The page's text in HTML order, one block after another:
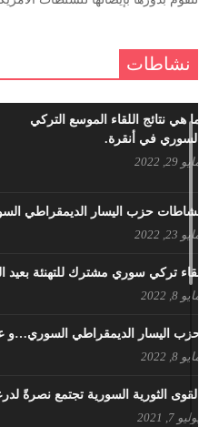
ننساك – خالد الحموري
نشاطات
ما هي نتائج اللقاء الموسع التركي
السوري في أنقرة.
مايو 29, 2022
نشاطات حزب اليسار الديمقراطي
مايو 23, 2022
لقاء تركي سوري مشترك للتهنئة بعيد
مايو 8, 2022
حزب اليسار الديمقراطي السوري…و
مايو 8, 2022
القوى الثورية السورية تجتمع نصرةً
يوليو 7, 2021